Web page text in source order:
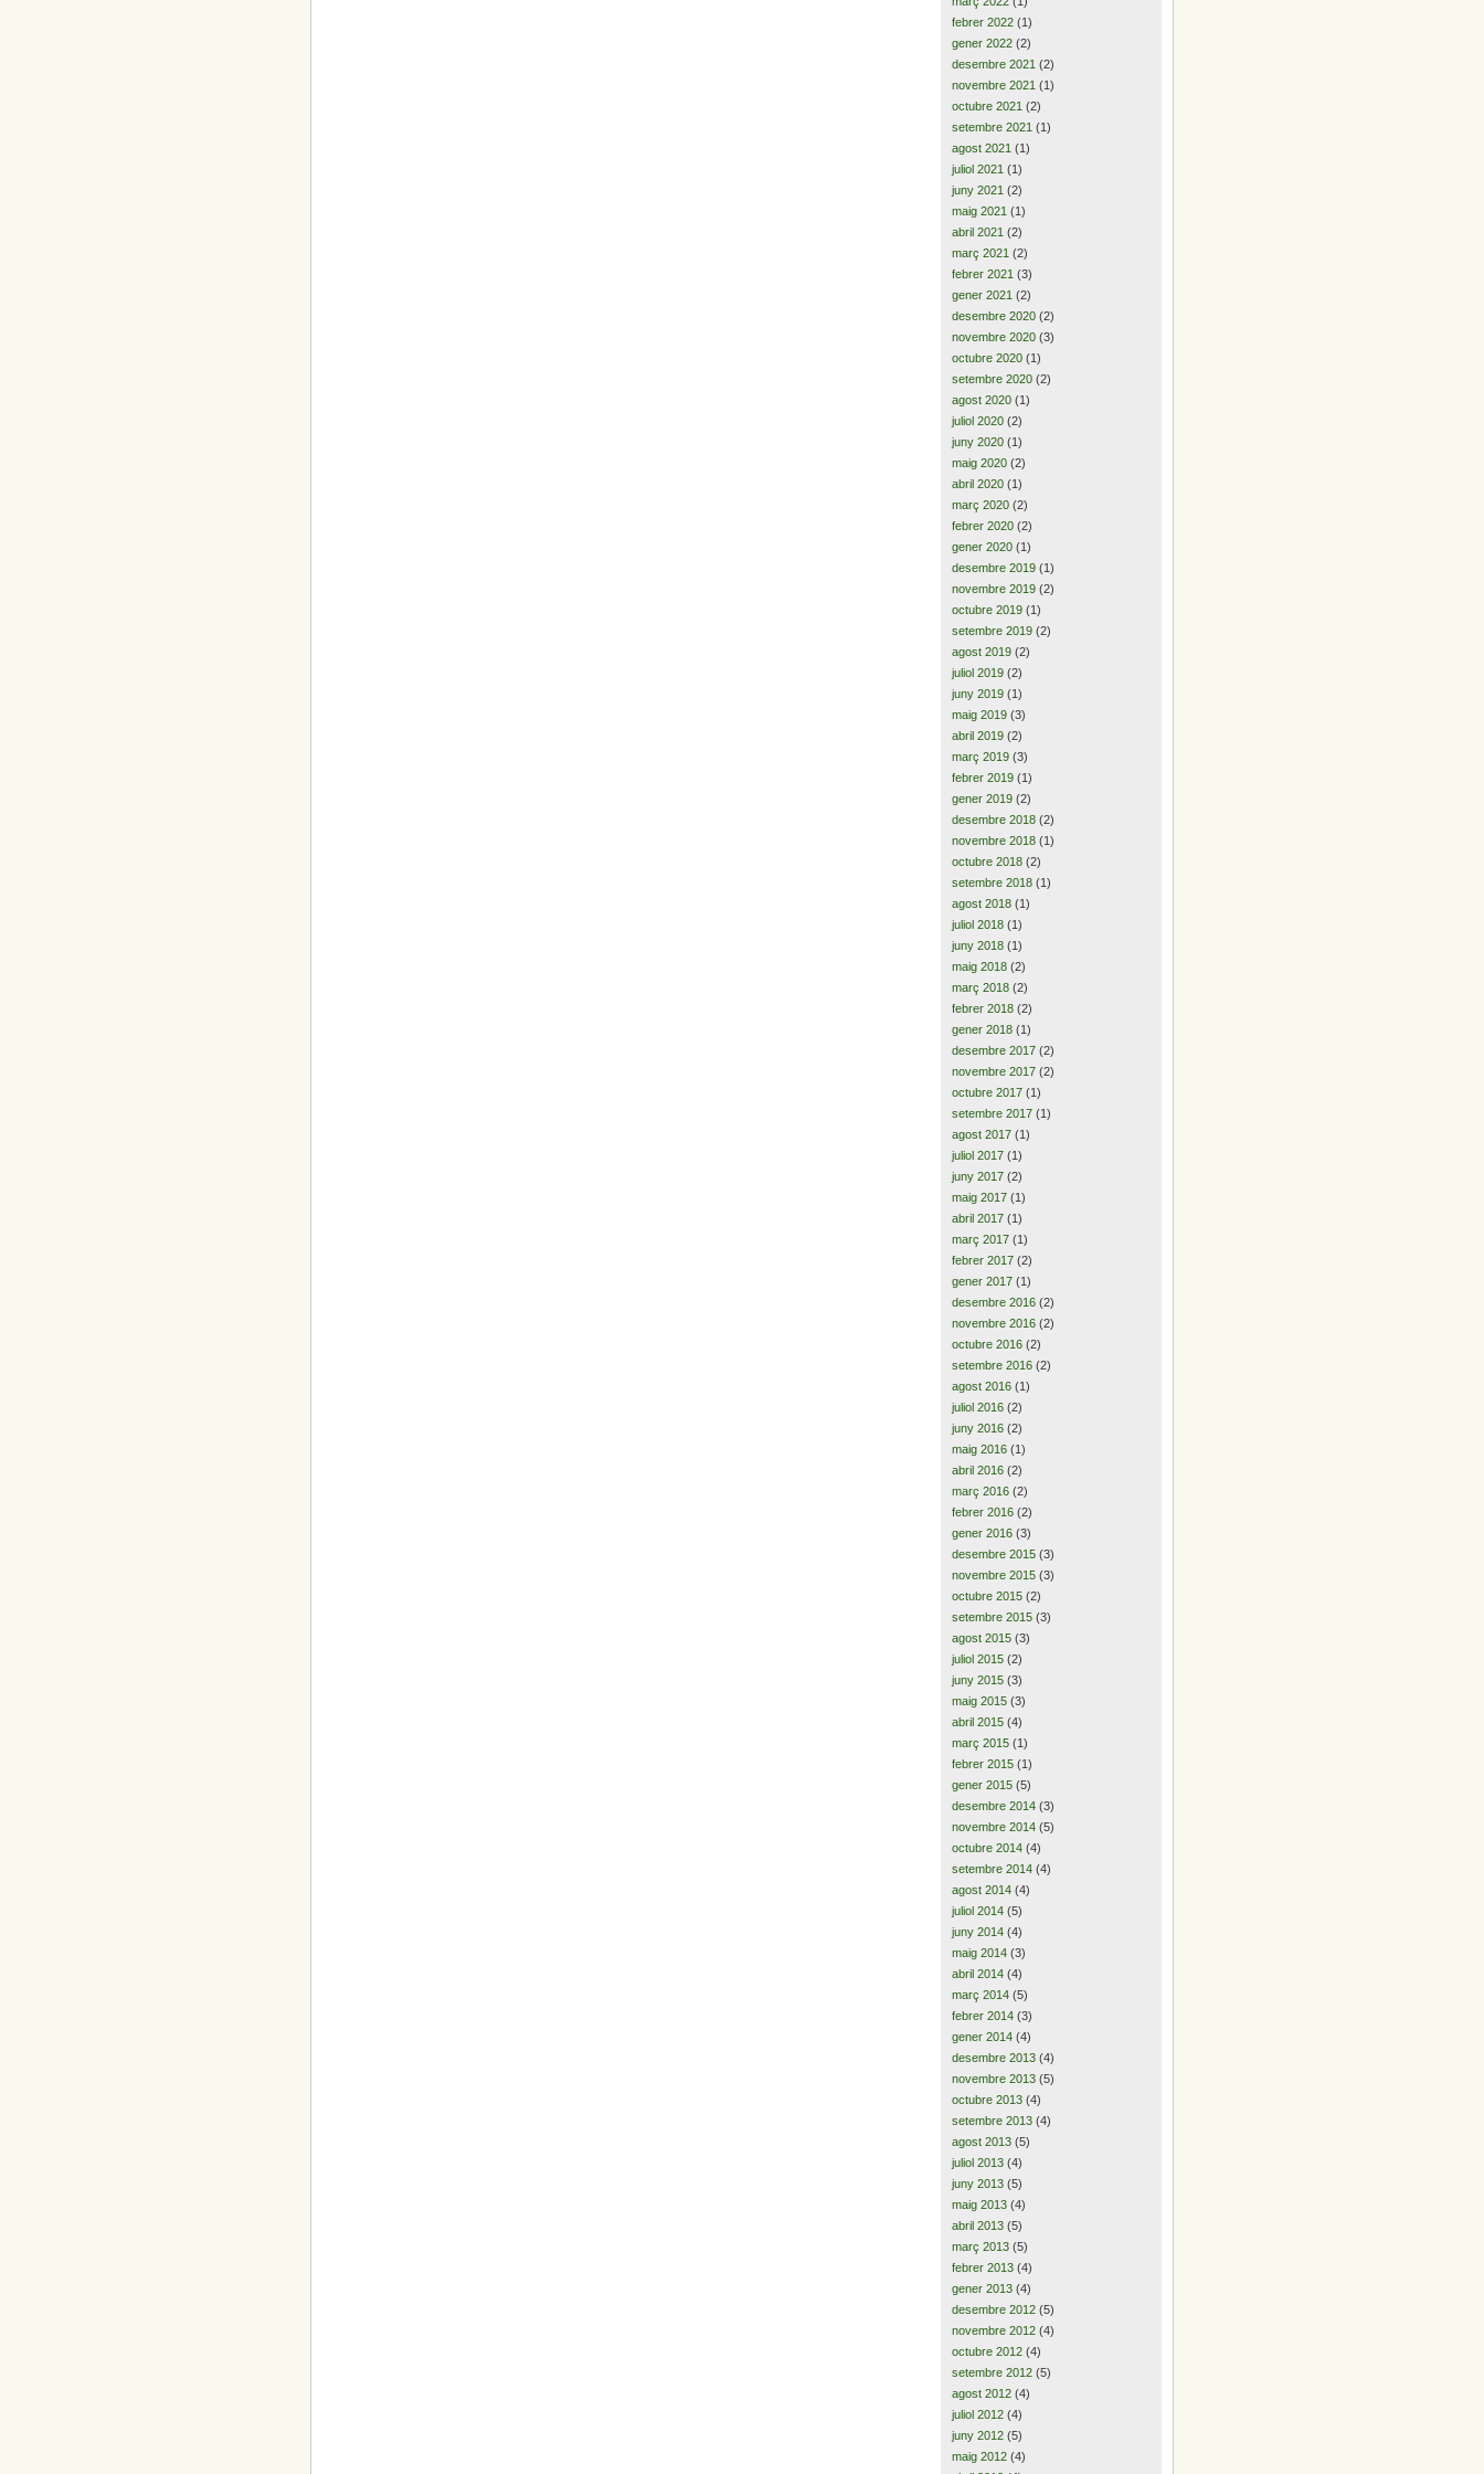
febrer 2022 (1)
gener 2022 (2)
desembre 2021 (2)
novembre 2021 (1)
octubre 2021 (2)
setembre 2021 (1)
agost 2021 (1)
juliol 2021 (1)
juny 2021 (2)
maig 2021 (1)
abril 2021 (2)
març 2021 (2)
febrer 2021 (3)
gener 2021 (2)
desembre 2020 (2)
novembre 2020 (3)
octubre 2020 (1)
setembre 2020 (2)
agost 2020 (1)
juliol 2020 (2)
juny 2020 (1)
maig 2020 (2)
abril 2020 (1)
març 2020 (2)
febrer 2020 (2)
gener 2020 (1)
desembre 2019 (1)
novembre 2019 (2)
octubre 2019 (1)
setembre 2019 (2)
agost 2019 (2)
juliol 2019 (2)
juny 2019 (1)
maig 2019 (3)
abril 2019 (2)
març 2019 (3)
febrer 2019 (1)
gener 2019 (2)
desembre 2018 (2)
novembre 2018 (1)
octubre 2018 (2)
setembre 2018 (1)
agost 2018 (1)
juliol 2018 (1)
juny 2018 (1)
maig 2018 (2)
març 2018 (2)
febrer 2018 (2)
gener 2018 (1)
desembre 2017 (2)
novembre 2017 (2)
octubre 2017 (1)
setembre 2017 (1)
agost 2017 (1)
juliol 2017 (1)
juny 2017 (2)
maig 2017 (1)
abril 2017 (1)
març 2017 (1)
febrer 2017 (2)
gener 2017 (1)
desembre 2016 (2)
novembre 2016 (2)
octubre 2016 (2)
setembre 2016 (2)
agost 2016 (1)
juliol 2016 (2)
juny 2016 (2)
maig 2016 (1)
abril 2016 (2)
març 2016 (2)
febrer 2016 (2)
gener 2016 (3)
desembre 2015 (3)
novembre 2015 (3)
octubre 2015 (2)
setembre 2015 (3)
agost 2015 (3)
juliol 2015 (2)
juny 2015 (3)
maig 2015 (3)
abril 2015 (4)
març 2015 (1)
febrer 2015 (1)
gener 2015 (5)
desembre 2014 (3)
novembre 2014 (5)
octubre 2014 (4)
setembre 2014 (4)
agost 2014 (4)
juliol 2014 (5)
juny 2014 (4)
maig 2014 (3)
abril 2014 (4)
març 2014 (5)
febrer 2014 (3)
gener 2014 (4)
desembre 2013 (4)
novembre 2013 (5)
octubre 2013 (4)
setembre 2013 (4)
agost 2013 (5)
juliol 2013 (4)
juny 2013 (5)
maig 2013 (4)
abril 2013 (5)
març 2013 (5)
febrer 2013 (4)
gener 2013 (4)
desembre 2012 (5)
novembre 2012 (4)
octubre 2012 (4)
setembre 2012 (5)
agost 2012 (4)
juliol 2012 (4)
juny 2012 (5)
maig 2012 (4)